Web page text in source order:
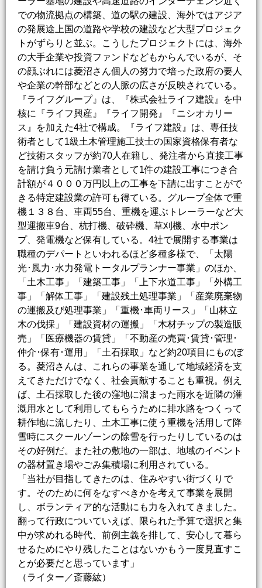
での物流拠点の構築、道の駅の建設、海外ではアジア
の発展途上国の道路や学校の建設など大型プロジェク
トがずらりと並ぶ。こうしたプロジェクトには、海外
の大手企業や投資ファンドなどもからんでいるが、そ
の顔ぶれには菱沼さん個人の努力で培った政府の要人
や企業の幹部などとの人脈の広さが反映されている。
『ライフグループ』は、『株式会社ライフ建設』を中
核に『ライフ興産』『ライフ開発』『ニシオカリー
ス』を加えた4社で構成。『ライフ建設』は、専任技
術者として1級土木管理施工技士の国家資格保有者な
ど技術スタッフが約70人在籍し、発注者から直接工事
を請け負う元請け業者として1件の建設工事につき合
計額が４０００万円以上の工事を下請に出すことがで
きる特定建設業の許可も得ている。グループ全体で重
機１３８台、車両55台、重機を運ぶトレーラーなど大
型運搬車9台、杭打機、破砕機、草刈機、水中ポン
プ、発電機など保有している。4社で展開する事業は
職種のデパートといわれるほど多種多様で、「太陽
光･風力･水力発電トータルプランナー事業」のほか、
「土木工事」「建築工事」「上下水道工事」「外構工
事」「解体工事」「建設残土処理事業」「産業廃棄物
の運搬及び処理事業」「重機･車両リース」「山林立
木の伐採」「建設資材の運搬」「木材チップの製造販
売」「医療機器の賃貸」「不動産の売買･賃貸･管理･
仲介･保有･運用」「土石採取」など約20項目にものぼ
る。菱沼さんは、これらの事業を通して地域経済を支
えてきただけでなく、社会貢献することも重視。例え
ば、土石採取した後の窪地に溜まった雨水を近隣の灌
漑用水として利用してもらうために排水路をつくって
耕作地に流したり、土木工事に使う重機を活用して降
雪時にスクールゾーンの除雪を行ったりしているのは
その好例だ。また社の敷地の一部は、地域のイベント
の器材置き場やごみ集積場に利用されている。
「当社が目指してきたのは、住みやすい街づくりで
す。そのために何をなすべきかを考えて事業を展開
し、ボランティア的な活動にも力を入れてきました。
翻って行政についていえば、限られた予算で選択と集
中が求めれる時代、前例主義を排して、安心して暮ら
せるためにやり残したことはないかもう一度見直すこ
とが必要だと思っています」
（ライター／斎藤紘）